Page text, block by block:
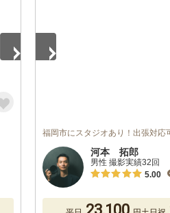
福岡市にスタジオあり！出張対応
河本 拓郎
男性 撮影実績32回
5.00